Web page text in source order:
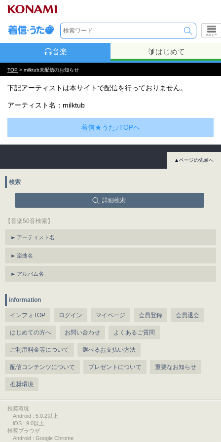
メニュー
音楽 はじめて
TOP > milktub未配信のお知らせ
下記アーティストは本サイトで配信を行っておりません。
アーティスト名：milktub
着信★うた♪TOPへ
▲ページの先頭へ
検索
詳細検索
【音楽50音検索】
アーティスト名
楽曲名
アルバム名
information
インフォTOP ログイン マイページ 会員登録 会員退会
はじめての方へ お問い合わせ よくあるご質問
ご利用料金等について 選べるお支払い方法
配信コンテンツについて プレゼントについて 重要なお知らせ
推奨環境
推奨環境
Android : 5.0.2以上
iOS : 9.0以上
推奨ブラウザ
Android : Google Chrome